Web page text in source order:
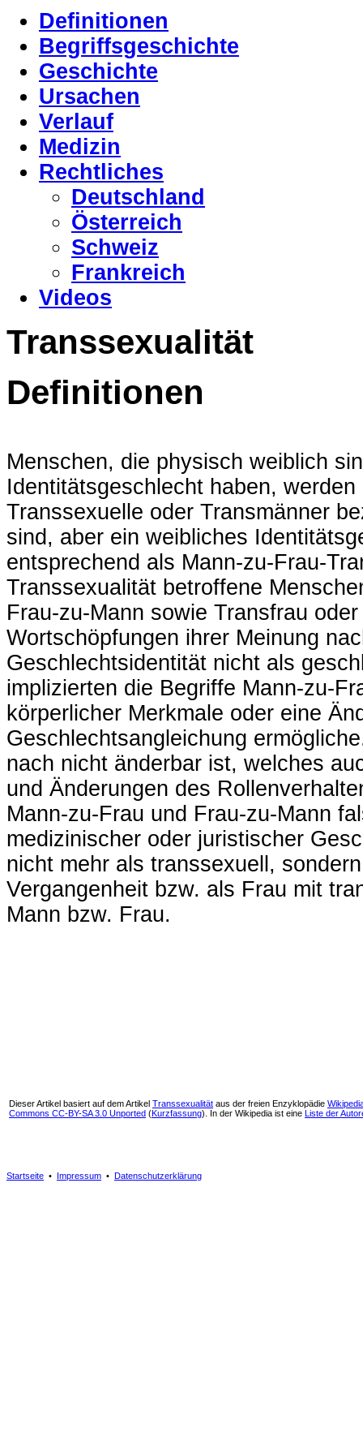
Definitionen
Begriffsgeschichte
Geschichte
Ursachen
Verlauf
Medizin
Rechtliches
Deutschland
Österreich
Schweiz
Frankreich
Videos
Transsexualität
Definitionen
Menschen, die physisch weiblich
Identitätsgeschlecht haben,
Transsexuelle oder Transmänner
sind, aber ein weibliches
entsprechend als Mann-zu-Frau-
Transsexualität betroffene
Frau-zu-Mann sowie Transfrau
Wortschöpfungen ihrer Meinung
Geschlechtsidentität nicht als
implizierten die Begriffe Mann-zu-
körperlicher Merkmale oder eine
Geschlechtsangleichung
nach nicht änderbar ist, welches
und Änderungen des
Mann-zu-Frau und Frau-zu-Mann
medizinischer oder juristischer
nicht mehr als transsexuell,
Vergangenheit bzw. als Frau mit
Mann bzw. Frau.
Dieser Artikel basiert auf dem Artikel Transsexualität aus der freien Enzyklopädie
Commons CC-BY-SA 3.0 Unported (Kurzfassung). In der Wikipedia ist eine Liste der
Startseite • Impressum • Datenschutzerklärung